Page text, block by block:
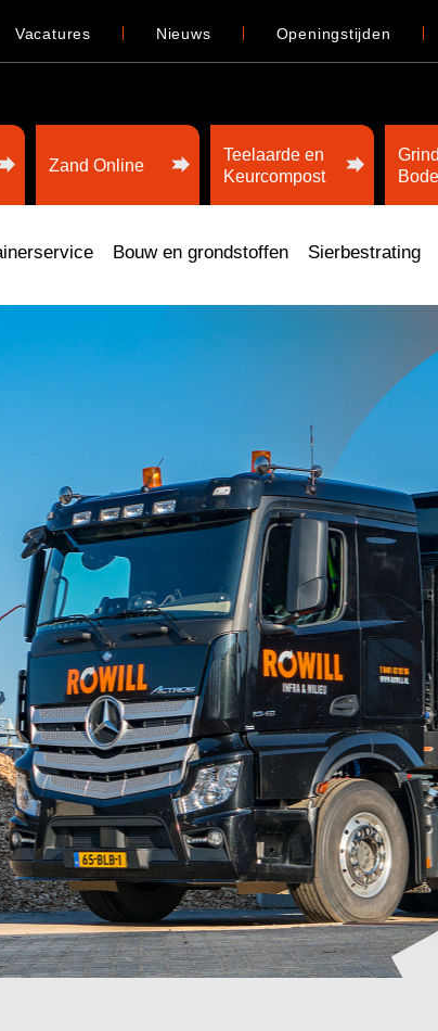
Vacatures Nieuws Openingstijden
Zand Online
Teelaarde en
Keurcompost
Bouw en grondstoffen Sierbestrating